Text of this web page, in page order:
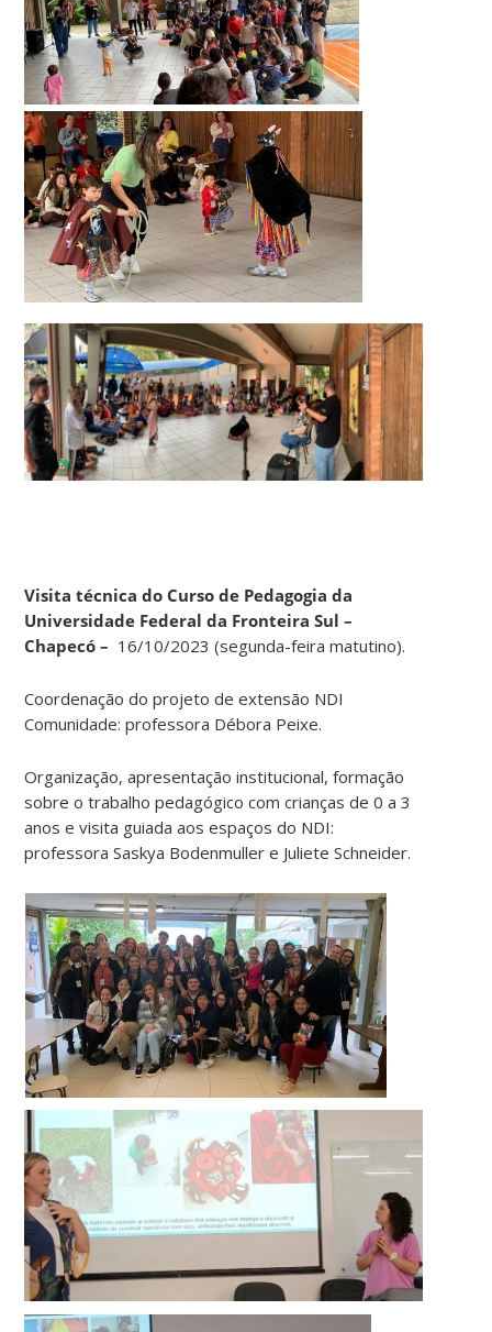
Visita técnica do Curso de Pedagogia da
Universidade Federal da Fronteira Sul –
Chapecó – 16/10/2023 (segunda-feira matutino).
Coordenação do projeto de extensão NDI
Comunidade: professora Débora Peixe.
Organização, apresentação institucional, formação
sobre o trabalho pedagógico com crianças de 0 a 3
anos e visita guiada aos espaços do NDI:
professora Saskya Bodenmuller e Juliete Schneider.